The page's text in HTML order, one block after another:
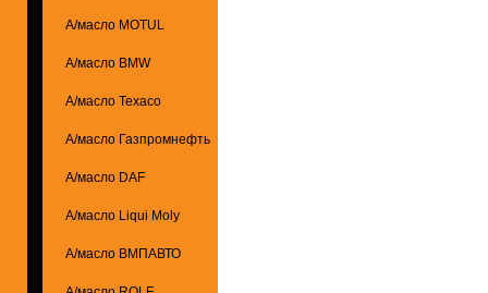
А/масло MOTUL
А/масло BMW
А/масло Texaco
А/масло Газпромнефть
А/масло DAF
А/масло Liqui Moly
А/масло ВМПАВТО